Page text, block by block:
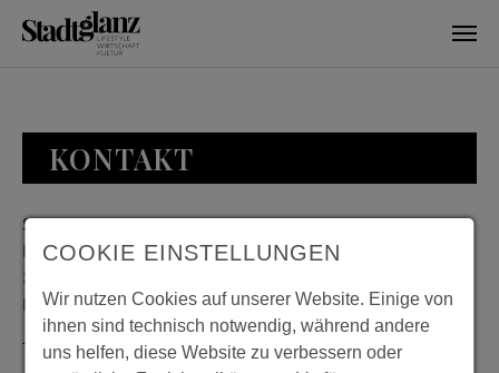
KONTAKT
Stadtglanz / mediaworld GmbH
Bankplatz 8
38100 Braunschweig
Deutschland
Telefon: 0531 482010-20
COOKIE EINSTELLUNGEN
Wir nutzen Cookies auf unserer Website. Einige von
ihnen sind technisch notwendig, während andere
uns helfen, diese Website zu verbessern oder